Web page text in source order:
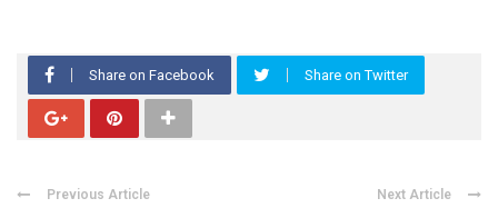
Share on Facebook Share on Twitter
Previous Article Next Article